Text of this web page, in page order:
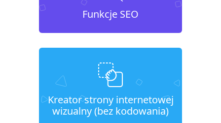
Funkcje SEO
Kreator strony internetowej
wizualny (bez kodowania)